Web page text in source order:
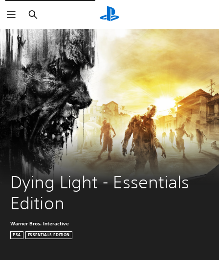
Buscar
Dying Light - Essentials
Edition
Warner Bros. Interactive
PS4 ESSENTIALS EDITION